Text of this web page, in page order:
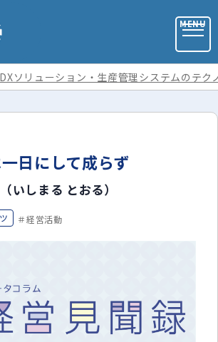
お役立ち資料
運営会社
全ての記事
中小企業診断士コラム
用語集
ソリューション・生産管理システムのテク
日にして成らず
いしまる とおる）
経営活動